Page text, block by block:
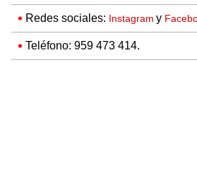
Redes sociales: Instagram y
Teléfono: 959 473 414.